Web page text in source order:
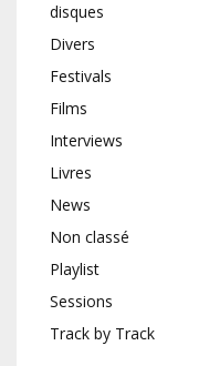
disques
Divers
Festivals
Films
Interviews
Livres
News
Non classé
Playlist
Sessions
Track by Track